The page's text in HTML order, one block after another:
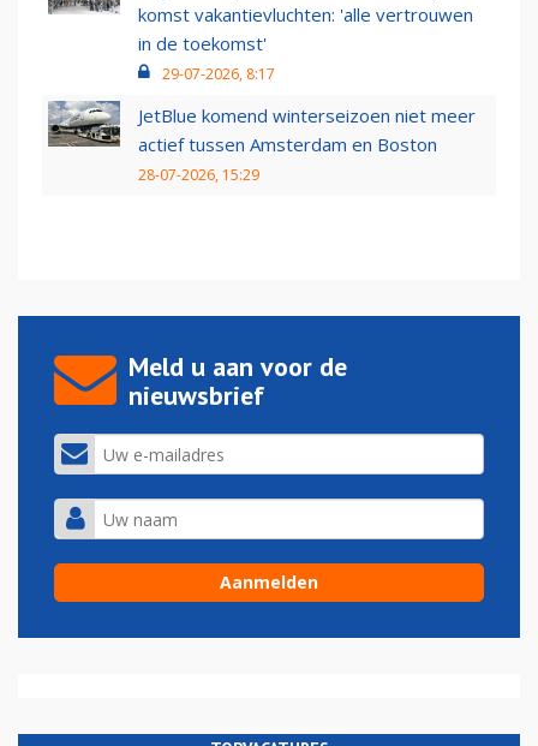
komst vakantievluchten: 'alle vertrouwen
in de toekomst'
29-07-2026, 8:17
JetBlue komend winterseizoen niet meer
actief tussen Amsterdam en Boston
28-07-2026, 15:29
Meld u aan voor de
nieuwsbrief